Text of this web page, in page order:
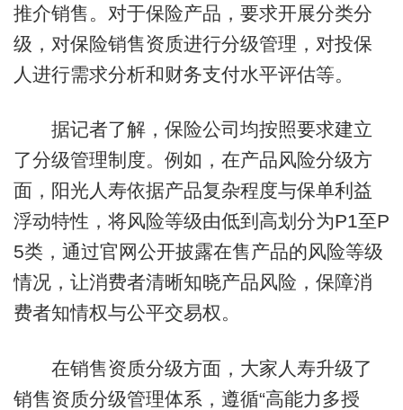
推介销售。对于保险产品，要求开展分类分
级，对保险销售资质进行分级管理，对投保
人进行需求分析和财务支付水平评估等。
据记者了解，保险公司均按照要求建立
了分级管理制度。例如，在产品风险分级方
面，阳光人寿依据产品复杂程度与保单利益
浮动特性，将风险等级由低到高划分为P1至P
5类，通过官网公开披露在售产品的风险等级
情况，让消费者清晰知晓产品风险，保障消
费者知情权与公平交易权。
在销售资质分级方面，大家人寿升级了
销售资质分级管理体系，遵循“高能力多授